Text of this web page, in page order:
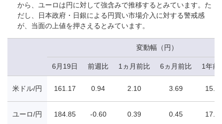
から、ユーロは円に対して強含みで推移するとみています。た
だし、日本政府・日銀による円買い市場介入に対する警戒感
が、当面の上値を押さえるとみています。
変動幅（円）
6月19日 前週比 1ヵ月前比 6ヵ月前比 1年前
米ドル/円 161.17 0.94 2.10 3.69
ユーロ/円 184.85 -0.60 0.39 0.45